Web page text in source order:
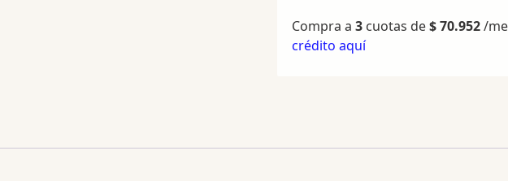
Compra a 3cuotas de$70.952/
crédito aquí